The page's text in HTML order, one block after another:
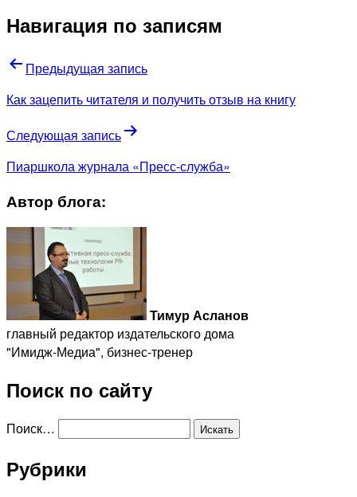
Навигация по записям
Предыдущая запись
Как зацепить читателя и получить отзыв на книгу
Следующая запись
Пиаршкола журнала «Пресс-служба»
Автор блога:
Тимур Асланов
главный редактор издательского дома
"Имидж-Медиа", бизнес-тренер
Поиск по сайту
Поиск…
Рубрики